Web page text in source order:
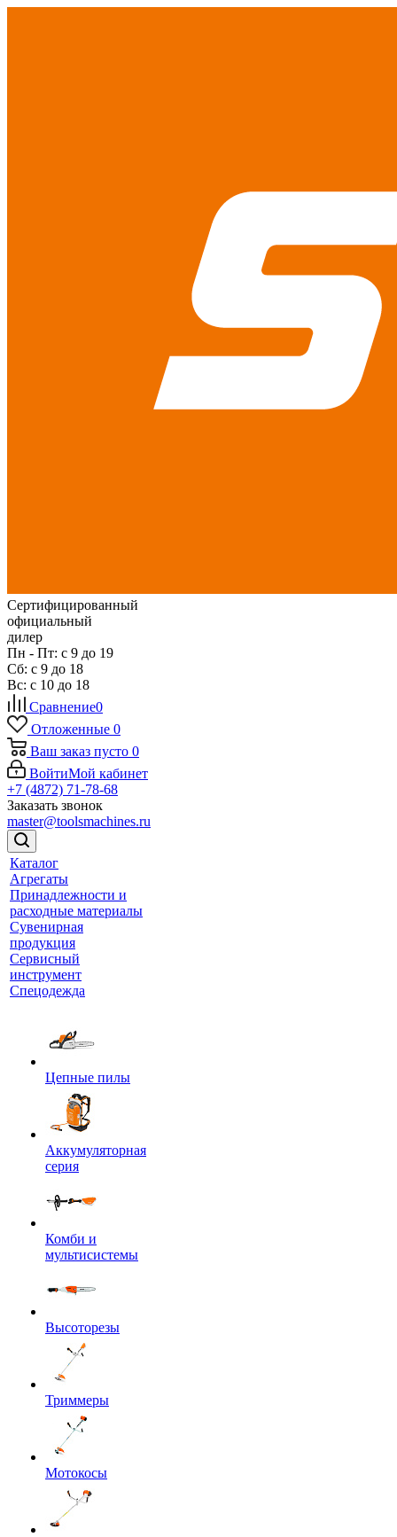
Сертифицированный
официальный
дилер
Пн - Пт: с 9 до 19
Сб: с 9 до 18
Вс: с 10 до 18
Сравнение0
Отложенные 0
Ваш заказ пусто 0
ВойтиМой кабинет
+7 (4872) 71-78-68
Заказать звонок
master@toolsmachines.ru
Каталог
Агрегаты
Принадлежности и
расходные материалы
Сувенирная
продукция
Сервисный
инструмент
Спецодежда
Цепные пилы
Аккумуляторная
серия
Комби и
мультисистемы
Высоторезы
Триммеры
Мотокосы